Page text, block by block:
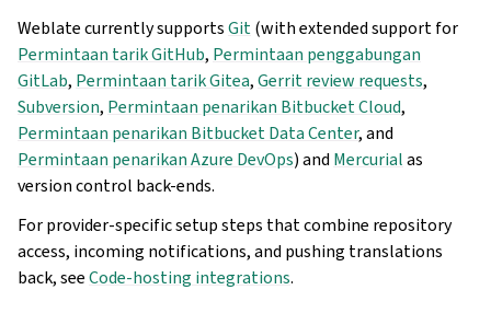
Weblate currently supportsGit(with extended support for
Permintaan tarik GitHub, Permintaan penggabungan
GitLab, Permintaan tarik Gitea,Gerrit review requests,
Subversion, Permintaan penarikan Bitbucket Cloud,
Permintaan penarikan Bitbucket Data Center, and
Permintaan penarikan Azure DevOps) and Mercurialas
version control back-ends.
For provider-specific setup steps that combine repository
access, incoming notifications, and pushing translations
back, seeCode-hosting integrations.